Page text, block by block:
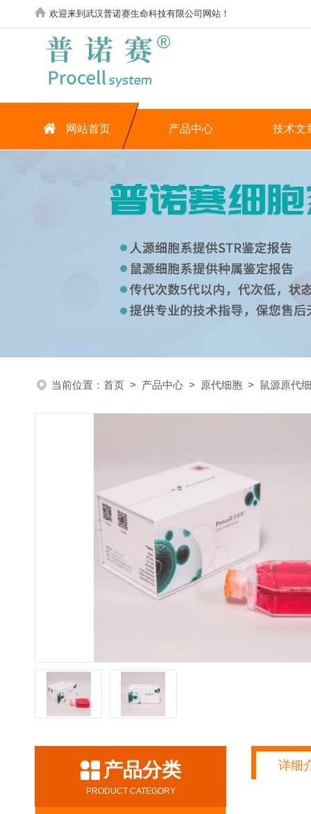
欢迎来到武汉普诺赛生命科技有限公司网站！
网站首页 产品中心 技术文
当前位置： 首页 > 产品中心 > 原代细胞 > 鼠源原代
产品分类
PRODUCT CATEGORY
详细